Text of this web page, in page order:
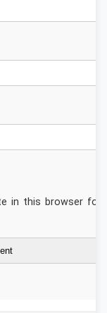
in this browser for